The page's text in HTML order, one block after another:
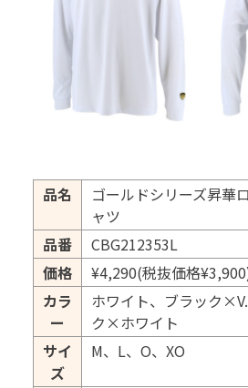
品名
ゴールドシリーズ昇華
ャツ
品番
CBG212353L
価格
¥4,290(税抜価格
カラ
ー
ホワイト、ブラック
ク×ホワイト
サイ
ズ
M、L、O、XO